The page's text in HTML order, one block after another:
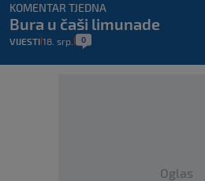
KOMENTAR TJEDNA
Bura u čaši limunade
VIJESTI 18. srp. 0
Oglas